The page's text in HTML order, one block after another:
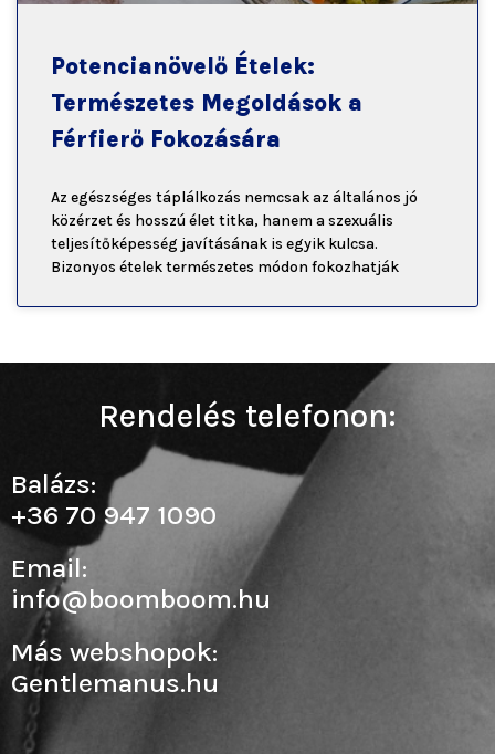
Potencianövelő Ételek:
Természetes Megoldások a
Férfierő Fokozására
Az egészséges táplálkozás nemcsak az általános jó
közérzet és hosszú élet titka, hanem a szexuális
teljesítőképesség javításának is egyik kulcsa.
Bizonyos ételek természetes módon fokozhatják
Rendelés telefonon:
Balázs:
+36 70 947 1090
Email:
info@boomboom.hu
Más webshopok:
Gentlemanus.hu